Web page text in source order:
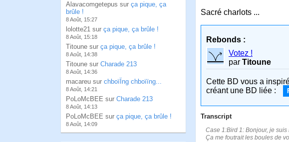
Alavacomgetepus sur ça pique, ça
brûle !
8 Août, 15:27
lolotte21 sur ça pique, ça brûle !
8 Août, 15:18
Titoune sur ça pique, ça brûle !
8 Août, 14:38
Titoune sur Charade 213
8 Août, 14:36
macareu sur chboïÏng chboïïng...
8 Août, 14:21
PoLoMcBEE sur Charade 213
8 Août, 14:13
PoLoMcBEE sur ça pique, ça brûle !
8 Août, 14:09
Sacré charlots ...
Rebonds :
Votez !
par Titoune
Cette BD vous a
créant une BD liée :
Transcript
Case 1:Bird 1: Bonjour, je
Ça me foutrait les boules de